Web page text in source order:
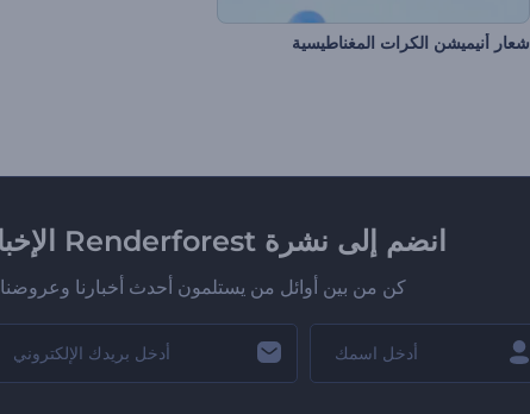
شعار أنيميشن الكرات المغناطيسية
انضم إلى نشرة Renderforest الإخبارية
كن من بين أوائل من يستلمون أحدث أخبارنا وعروضنا